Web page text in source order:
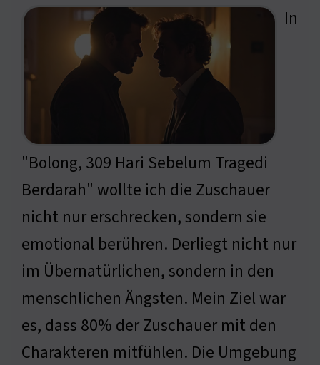
In
"Bolong, 309 Hari Sebelum Tragedi
Berdarah" wollte ich die Zuschauer
nicht nur erschrecken, sondern sie
emotional berühren. Derliegt nicht nur
im Übernatürlichen, sondern in den
menschlichen Ängsten. Mein Ziel war
es, dass 80% der Zuschauer mit den
Charakteren mitfühlen. Die Umgebung